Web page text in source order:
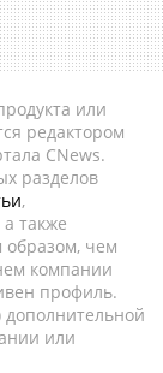
или
редактором
CNews.
разделов
,
также
образом, чем
компании
профиль.
или